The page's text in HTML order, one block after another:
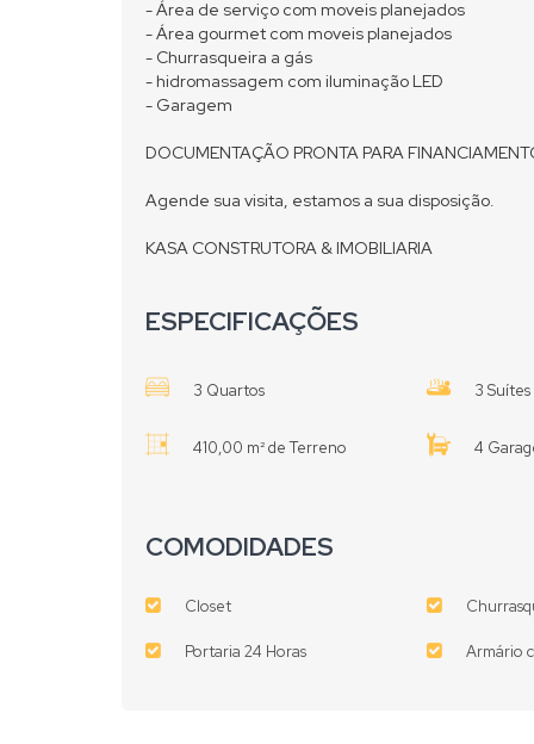
- Área de serviço com moveis planejados
- Área gourmet com moveis planejados
- Churrasqueira a gás
- hidromassagem com iluminação LED
- Garagem
DOCUMENTAÇÃO PRONTA PARA
Agende sua visita, estamos a sua disposição.
KASA CONSTRUTORA & IMOBILIARIA
ESPECIFICAÇÕES
3 Quartos 3 Suítes
410,00 m² de Terreno 4
COMODIDADES
Closet
Portaria 24 Horas Armário